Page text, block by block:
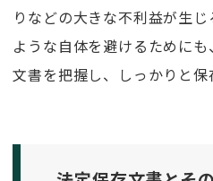
りなどの大きな不利益が生
ような自体を避けるために
文書を把握し、しっかりと保